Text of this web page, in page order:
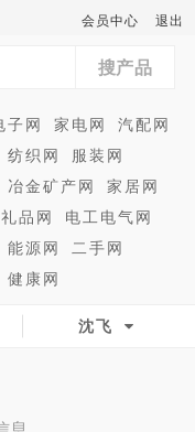
会员中心 退出
搜产品
子网 家电网
汽配网
纺织网
服装网
冶金矿产网
家居网
礼品网
电工电气网
能源网
二手网
健康网
沈飞